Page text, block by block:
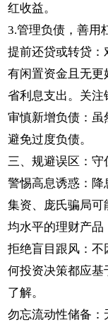
红收益。
3.管理负债，善用
提前还贷或转贷
有闲置资金且无
省利息支出。关注
审慎新增负债：虽
避免过度负债。
三、规避误区：守
警惕高息诱惑：降
集资、庞氏骗局
均水平的理财产品
拒绝盲目跟风：
何投资决策都应
了解。
勿忘流动性储备